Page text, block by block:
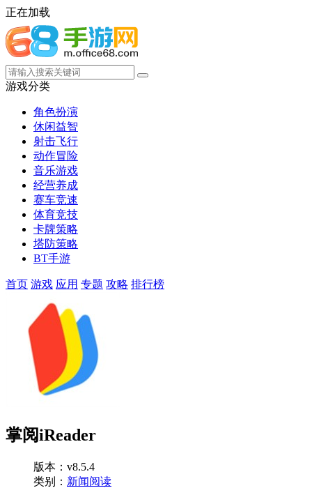
正在加载
游戏分类
角色扮演
休闲益智
射击飞行
动作冒险
音乐游戏
经营养成
赛车竞速
体育竞技
卡牌策略
塔防策略
BT手游
首页 游戏 应用 专题 攻略 排行榜
掌阅iReader
版本：v8.5.4
类别： 新闻阅读